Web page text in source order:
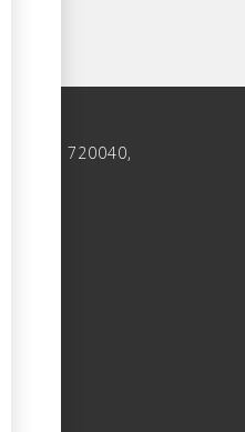
этаж, 720040,